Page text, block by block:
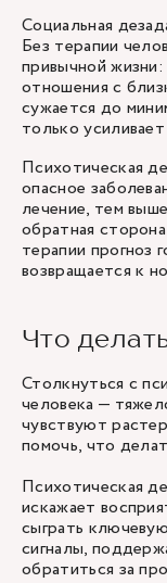
Социальная
Без терапии
привычной
отношения с
сужается до
только
Психотическая
опасное
лечение, тем
обратная
терапии прогноз
возвращается к
Что
Столкнуться с
человека —
чувствуют
помочь, что
Психотическая
искажает
сыграть
сигналы,
обратиться за